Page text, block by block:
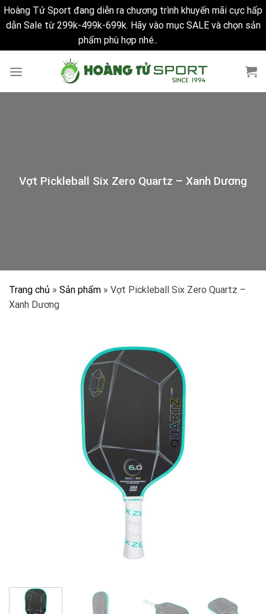
Hoàng Tử Sport đang diễn ra chương trình khuyến mãi cực hấp
dẫn Sale từ 299k-499k-699k. Hãy vào mục SALE và chọn sản
phẩm phù hợp nhé..
Vợt Pickleball Six Zero Quartz – Xanh Dương
Trang chủ » Sản phẩm » Vợt Pickleball Six Zero Quartz –
Xanh Dương